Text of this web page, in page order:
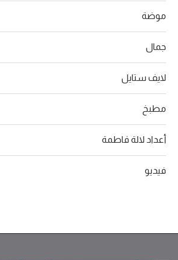
موضة
جمال
لايف ستايل
مطبخ
أعداد لالة فاطمة
فيديو